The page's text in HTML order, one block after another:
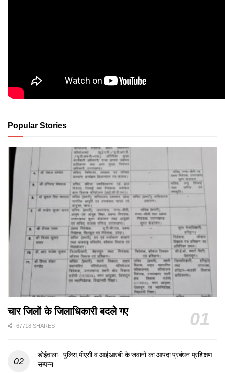
Popular Stories
चार जिलों के जिलाधिकारी बदले गए
67718 SHARES
डोईवाला : पुलिस,पीएसी व आईआरबी के जवानों का आपदा प्रबंधन प्रशिक्षण
सम्पन्न